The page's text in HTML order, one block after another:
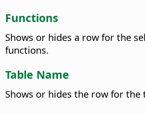
Functions
Shows or hides a row for the
functions.
Table Name
Shows or hides the row for the